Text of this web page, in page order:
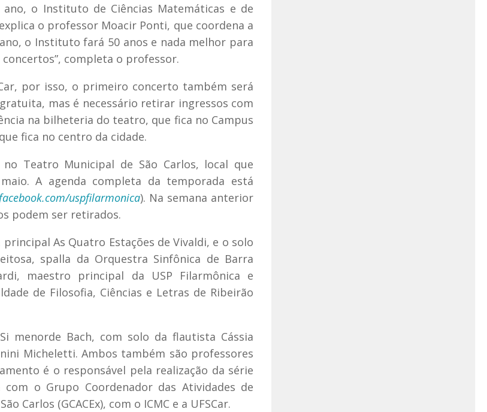
o Instituto de Ciências Matemáticas e de
o professor Moacir Ponti, que coordena a
o Instituto fará 50 anos e nada melhor para
completa o professor.
por isso, o primeiro concerto também será
mas é necessário retirar ingressos com
na bilheteria do teatro, que fica no Campus
fica no centro da cidade.
Teatro Municipal de São Carlos, local que
A agenda completa da temporada está
uspfilarmonica). Na semana anterior
podem ser retirados.
As Quatro Estações de Vivaldi, e o solo
spalla da Orquestra Sinfônica de Barra
maestro principal da USP Filarmônica e
de Filosofia, Ciências e Letras de Ribeirão
menorde Bach, com solo da flautista Cássia
Micheletti. Ambos também são professores
é o responsável pela realização da série
o Grupo Coordenador das Atividades de
Carlos (GCACEx), com o ICMC e a UFSCar.